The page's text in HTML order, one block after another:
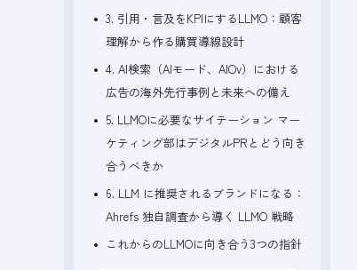
3. 引用・言及をKPIにするLLMO：顧客
理解から作る購買導線設計
4. AI検索（AIモード、AIOv）における
広告の海外先行事例と未来への備え
5. LLMOに必要なサイテーション マー
ケティング部はデジタルPRとどう向き
合うべきか
6. LLM に推奨されるブランドになる：
Ahrefs 独自調査から導く LLMO 戦略
これからのLLMOに向き合う3つの指針